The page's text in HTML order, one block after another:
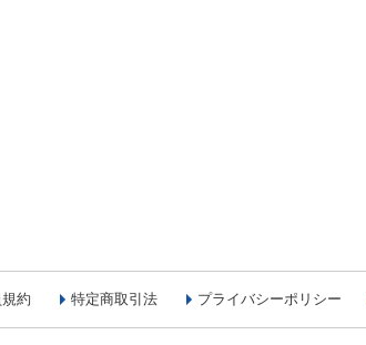
約 特定商取引法 プライバシーポリシー